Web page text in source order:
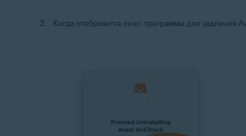
Когда отобразится окно программы для удаления